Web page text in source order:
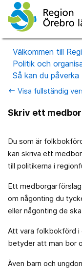
Välkommen till
Politik och
Så kan du påverka
keyboard_backspace Visa fullständig
Skriv ett
Du som är
kan skriva ett
till politikerna i
Ett medborgarförslag
om någonting du
eller någonting de
Att vara folkbokförd i
betyder att man bor
Även barn och